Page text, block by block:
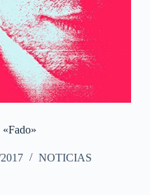
NOTICIAS